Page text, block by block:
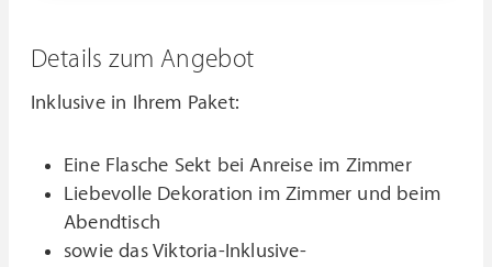
Details zum Angebot
Inklusive in Ihrem Paket:
Eine Flasche Sekt bei Anreise im Zimmer
Liebevolle Dekoration im Zimmer und beim
Abendtisch
sowie das Viktoria-Inklusive-